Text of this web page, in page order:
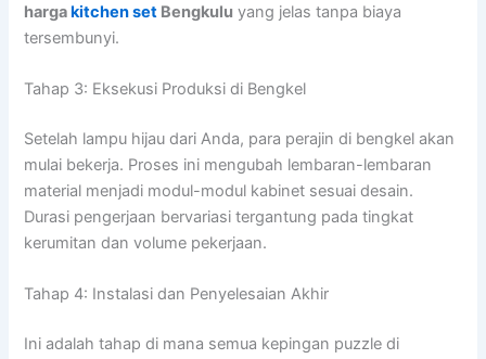
hargakitchen set Bengkulu yang jelas tanpa biaya
tersembunyi.
Tahap 3: Eksekusi Produksi di Bengkel
Setelah lampu hijau dari Anda, para perajin di bengkel akan
mulai bekerja. Proses ini mengubah lembaran-lembaran
material menjadi modul-modul kabinet sesuai desain.
Durasi pengerjaan bervariasi tergantung pada tingkat
kerumitan dan volume pekerjaan.
Tahap 4: Instalasi dan Penyelesaian Akhir
Ini adalah tahap di mana semua kepingan puzzle di